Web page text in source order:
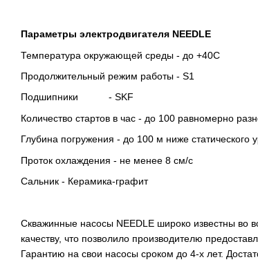
Параметры электродвигателя NEEDLE
Температура окружающей среды - до +40С
Продолжительный режим работы - S1
Подшипники - SKF
Количество стартов в час - до 100 равномерно
Глубина погружения - до 100 м ниже статического
Проток охлаждения - не менее 8 см/с
Сальник - Керамика-графит
Скважинные насосы NEEDLE широко известны во
качеству, что позволило производителю
Гарантию на свои насосы сроком до 4-х лет.